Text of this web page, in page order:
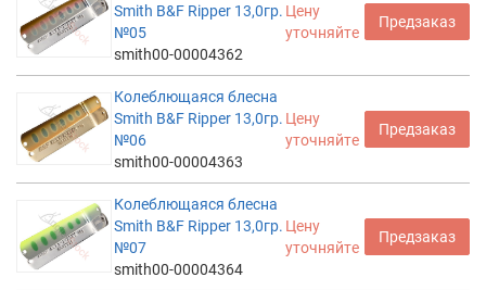
Smith B&F Ripper 13,0гр.
№05
smith00-00004362
Цену
уточняйте
Предзаказ
Колеблющаяся блесна
Smith B&F Ripper 13,0гр.
№06
smith00-00004363
Цену
уточняйте
Предзаказ
Колеблющаяся блесна
Smith B&F Ripper 13,0гр.
№07
smith00-00004364
Цену
уточняйте
Предзаказ